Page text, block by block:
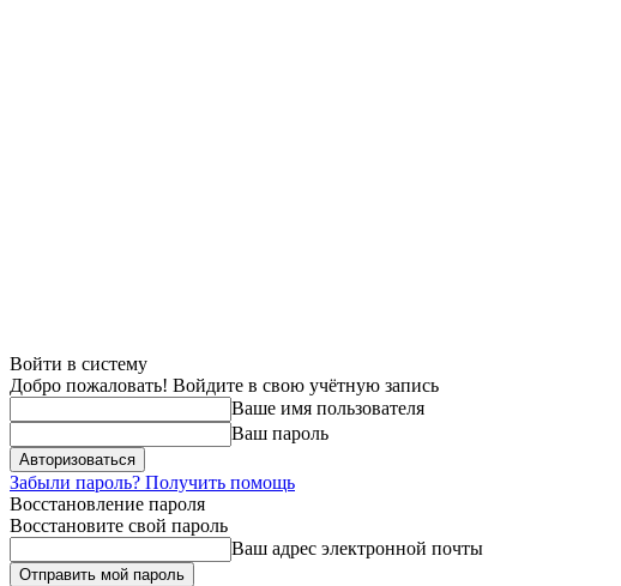
Войти в систему
Добро пожаловать! Войдите в свою учётную запись
Ваше имя пользователя
Ваш пароль
Забыли пароль? Получить помощь
Восстановление пароля
Восстановите свой пароль
Ваш адрес электронной почты